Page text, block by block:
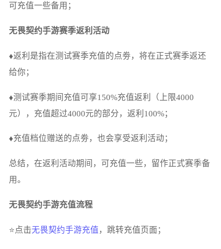
可充值一些备用；
无畏契约手游赛季返利活动
♦返利是指在测试赛季充值的点劵，将在正式赛季返还
给你；
♦测试赛季期间充值可享150%充值返利（上限4000
元），充值超过4000元的部分，返利100%；
♦充值档位赠送的点劵，也会享受返利活动；
总结，在返利活动期间，可充值一些，留作正式赛季备
用。
无畏契约手游充值流程
⭐点击无畏契约手游充值 ，跳转充值页面；